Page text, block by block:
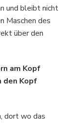
und bleibt nicht
Maschen des
über den
am Kopf
den Kopf
dort wo das